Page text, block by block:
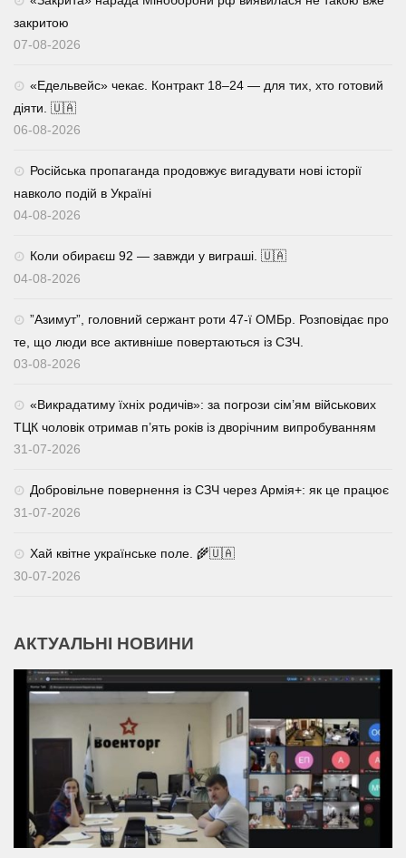
закритою
07-08-2026
«Едельвейс» чекає. Контракт 18–24 — для тих, хто готовий
діяти. 🇺🇦
06-08-2026
Російська пропаганда продовжує вигадувати нові історії
навколо подій в Україні
04-08-2026
Коли обираєш 92 — завжди у виграші. 🇺🇦
04-08-2026
⁨”Азимут”, головний сержант роти 47-ї ОМБр. Розповідає про
те, що люди все активніше повертаються із СЗЧ.
03-08-2026
«Викрадатиму їхніх родичів»: за погрози сім’ям військових
ТЦК чоловік отримав п’ять років із дворічним випробуванням
31-07-2026
Добровільне повернення із СЗЧ через Армія+: як це працює
31-07-2026
Хай квітне українське поле. 🌾🇺🇦
30-07-2026
АКТУАЛЬНІ НОВИНИ